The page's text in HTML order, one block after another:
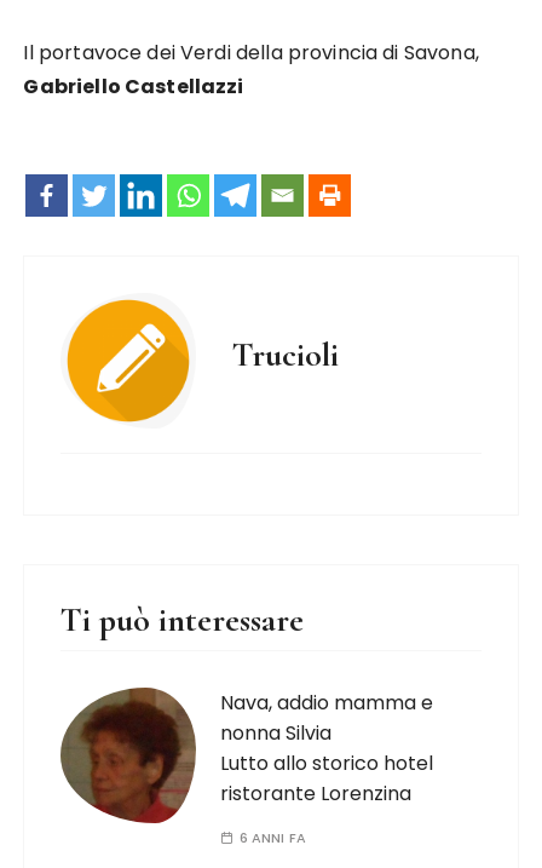
Il portavoce dei Verdi della provincia di Savona,
Gabriello Castellazzi
Trucioli
Ti può interessare
Nava, addio mamma e
nonna Silvia
Lutto allo storico hotel
ristorante Lorenzina
6 ANNI FA